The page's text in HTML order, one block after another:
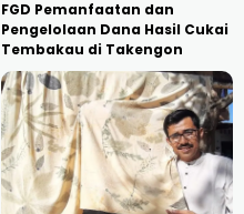
FGD Pemanfaatan dan
Pengelolaan Dana Hasil Cukai
Tembakau di Takengon